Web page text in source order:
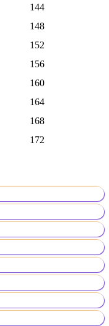
144
148
152
156
160
164
168
172